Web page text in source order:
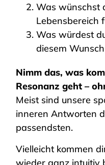
Was wünschst
Lebensbereich
Was würdest
diesem
Nimm das, was
Resonanz geht –
Meist sind unsere
inneren Antworten
passendsten.
Vielleicht kommen
wieder ganz intuitiv